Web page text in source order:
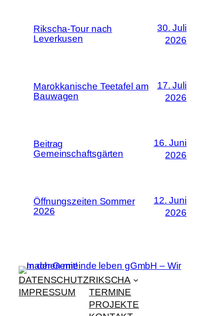
Rikscha-Tour nach
Leverkusen
30. Juli
2026
Marokkanische Teetafel am
Bauwagen
17. Juli
2026
Beitrag
Gemeinschaftsgärten
16. Juni
2026
Öffnungszeiten Sommer
2026
12. Juni
2026
DATENSCHUTZ
IMPRESSUM
RIKSCHA
TERMINE
PROJEKTE